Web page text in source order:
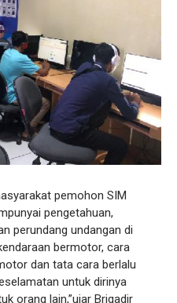
pemohon SIM
pengetahuan,
perundang undangan di
bermotor, cara
dan tata cara berlalu
untuk dirinya
orang lain,”ujar Brigadir